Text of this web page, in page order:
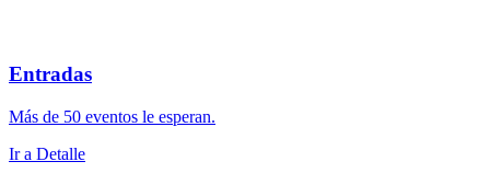
Entradas
Más de 50 eventos le esperan.
Ir a Detalle